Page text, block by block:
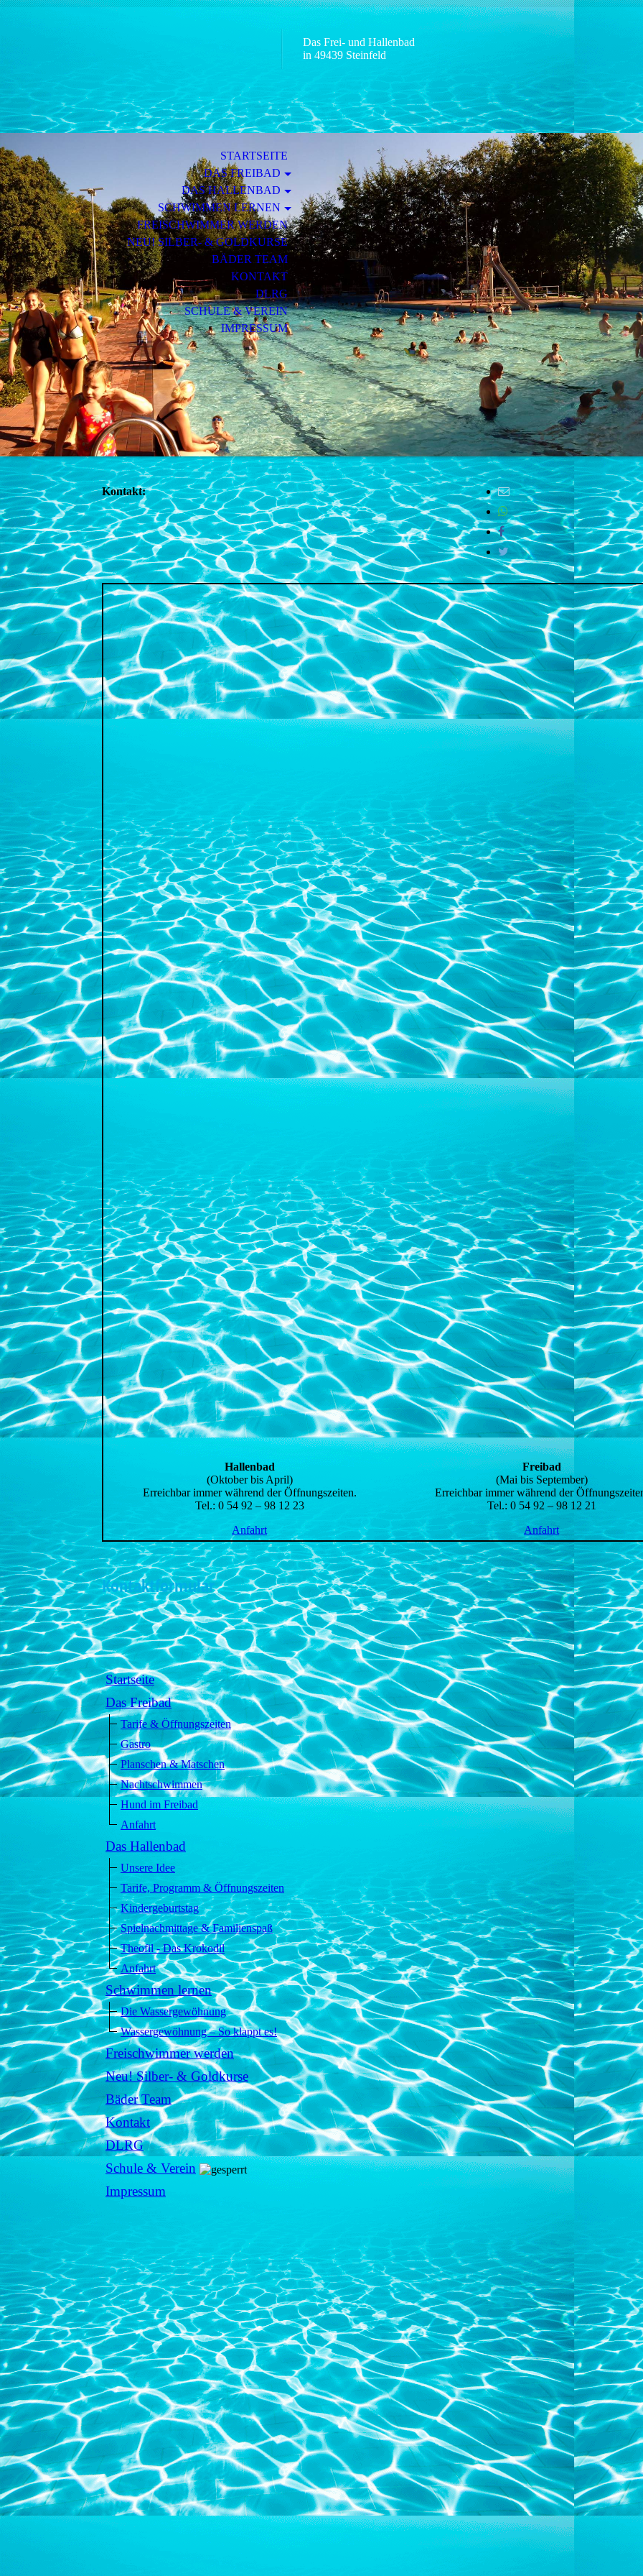
Das Frei- und Hallenbad
in 49439 Steinfeld
STARTSEITE
DAS FREIBAD
DAS HALLENBAD
SCHWIMMEN LERNEN
FREISCHWIMMER WERDEN
NEU! SILBER- & GOLDKURSE
BÄDER TEAM
KONTAKT
DLRG
SCHULE & VEREIN
IMPRESSUM
Kontakt:
Hallenbad
(Oktober bis April)
Erreichbar immer während der Öffnungszeiten.
Tel.: 0 54 92 – 98 12 23
Anfahrt
Freibad
(Mai bis September)
Erreichbar immer während der
Tel.: 0 54 92 – 98 12 21
Anfahrt
Kontaktformular
Startseite
Das Freibad
Tarife & Öffnungszeiten
Gastro
Planschen & Matschen
Nachtschwimmen
Hund im Freibad
Anfahrt
Das Hallenbad
Unsere Idee
Tarife, Programm & Öffnungszeiten
Kindergeburtstag
Spielnachmittage & Familienspaß
Theofil - Das Krokodil
Anfahrt
Schwimmen lernen
Die Wassergewöhnung
Wassergewöhnung – So klappt es!
Freischwimmer werden
Neu! Silber- & Goldkurse
Bäder Team
Kontakt
DLRG
Schule & Verein
Impressum